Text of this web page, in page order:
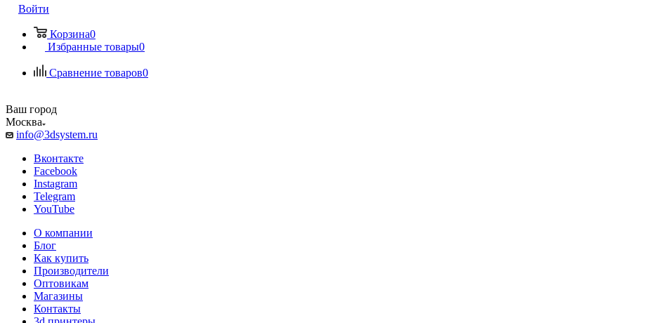
Войти
Корзина0
Избранные товары0
Сравнение товаров0
Ваш город
Москва
info@3dsystem.ru
Вконтакте
Facebook
Instagram
Telegram
YouTube
О компании
Блог
Как купить
Производители
Оптовикам
Магазины
Контакты